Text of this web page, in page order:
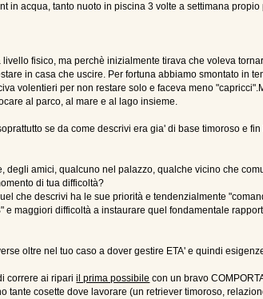
acqua, tanto nuoto in piscina 3 volte a settimana
fisico, ma perchè inizialmente tirava che voleva
in casa che uscire. Per fortuna abbiamo smontato in
volentieri per non restare solo e faceva meno
al parco, al mare e al lago insieme.
se da come descrivi era gia' di base timoroso e
amici, qualcuno nel palazzo, qualche vicino che
di tua difficoltà?
che descrivi ha le sue priorità e tendenzialmente
maggiori difficoltà a instaurare quel fondamentale
oltre nel tuo caso a dover gestire ETA' e quindi
correre ai ripariil prima possibile con un bravo
cosette dove lavorare (un retriever timoroso,